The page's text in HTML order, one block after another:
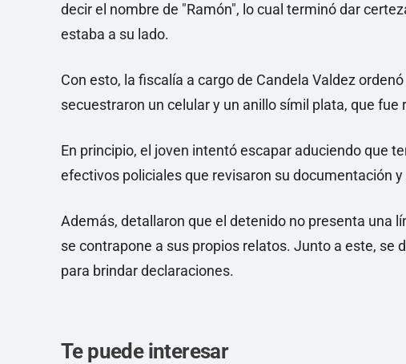
decir el nombre de "Ramón", lo cual terminó dar
estaba a su lado.
Con esto, la fiscalía a cargo de Candela Valdez
secuestraron un celular y un anillo símil plata, que
En principio, el joven intentó escapar aduciendo que
efectivos policiales que revisaron su documentación
Además, detallaron que el detenido no presenta una
se contrapone a sus propios relatos. Junto a este, se
para brindar declaraciones.
Te puede interesar